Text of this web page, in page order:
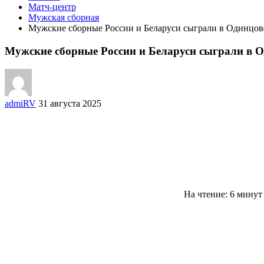
Матч-центр
Мужская сборная
Мужские сборные России и Беларуси сыграли в
Мужские сборные России и Беларуси сыграли в
admiRV 31 августа 2025
На чтение: 6 минут